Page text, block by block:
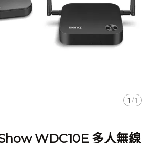
1 /1
WDC10E 多人無線